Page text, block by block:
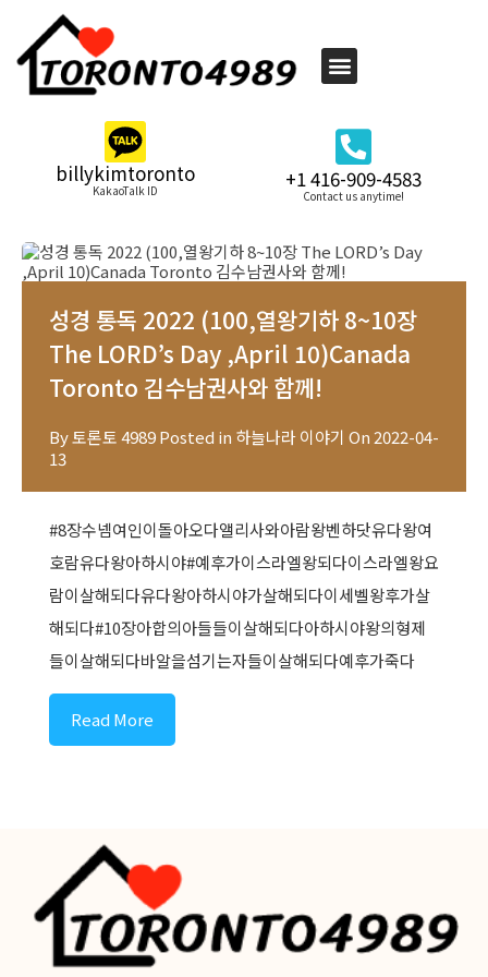
billykimtoronto
KakaoTalk ID +1 416-909-4583
Contact us anytime!
성경 통독 2022 (100,열왕기하 8~10장
The LORD’s Day ,April 10)Canada
Toronto 김수남권사와 함께!
By토론토 4989Posted in 하늘나라 이야기 On2022-04-
13
#8장수넴여인이돌아오다앨리사와아람왕벤하닷유다왕여
호람유다왕아하시야#예후가이스라엘왕되다이스라엘왕요
람이살해되다유다왕아하시야가살해되다이세벨왕후가살
해되다#10장아합의아들들이살해되다아하시야왕의형제
들이살해되다바알을섬기는자들이살해되다예후가죽다
Read More